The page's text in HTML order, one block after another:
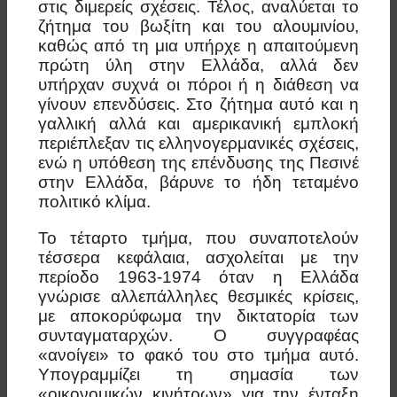
στις διμερείς σχέσεις. Τέλος, αναλύεται το
ζήτημα του βωξίτη και του αλουμινίου,
καθώς από τη μια υπήρχε η απαιτούμενη
πρώτη ύλη στην Ελλάδα, αλλά δεν
υπήρχαν συχνά οι πόροι ή η διάθεση να
γίνουν επενδύσεις. Στο ζήτημα αυτό και η
γαλλική αλλά και αμερικανική εμπλοκή
περιέπλεξαν τις ελληνογερμανικές σχέσεις,
ενώ η υπόθεση της επένδυσης της Πεσινέ
στην Ελλάδα, βάρυνε το ήδη τεταμένο
πολιτικό κλίμα.
To τέταρτο τμήμα, που συναποτελούν
τέσσερα κεφάλαια, ασχολείται με την
περίοδο 1963-1974 όταν η Ελλάδα
γνώρισε αλλεπάλληλες θεσμικές κρίσεις,
με αποκορύφωμα την δικτατορία των
συνταγματαρχών. Ο συγγραφέας
«ανοίγει» το φακό του στο τμήμα αυτό.
Υπογραμμίζει τη σημασία των